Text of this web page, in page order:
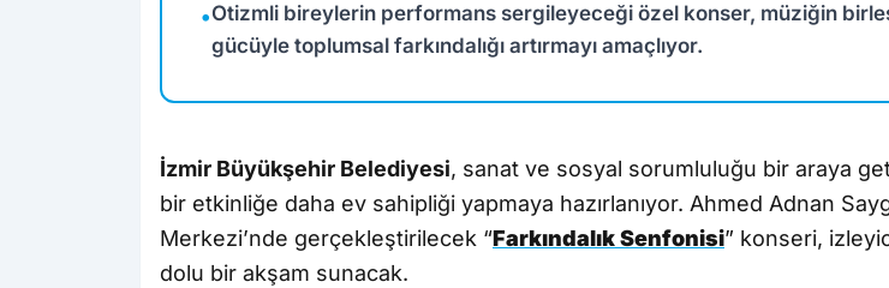
•Otizmli bireylerin performans sergileyeceği özel konser, müziğin
gücüyle toplumsal farkındalığı artırmayı amaçlıyor.
İzmir Büyükşehir Belediyesi, sanat ve sosyal sorumluluğu bir araya
bir etkinliğe daha ev sahipliği yapmaya hazırlanıyor. Ahmed Adnan
Merkezi’nde gerçekleştirilecek “Farkındalık Senfonisi” konseri,
dolu bir akşam sunacak.